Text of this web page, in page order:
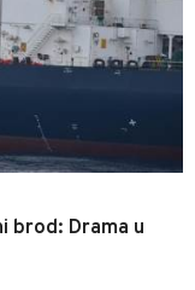
brod: Drama u